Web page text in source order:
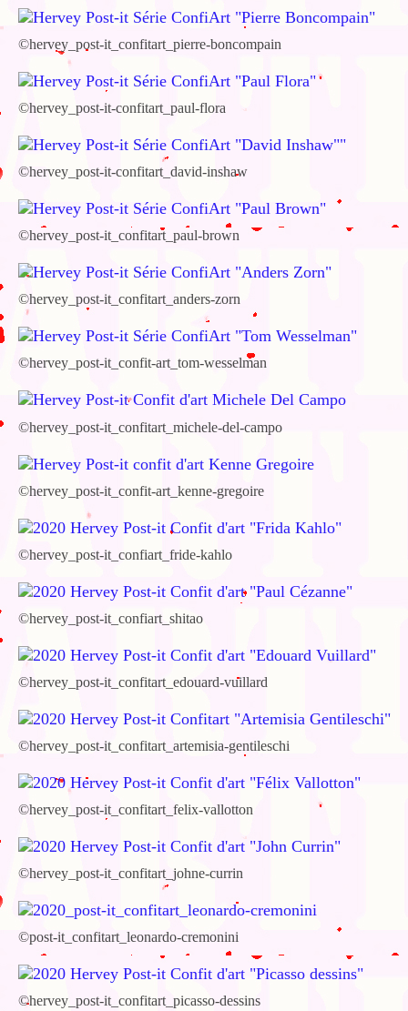
©hervey_post-it_confitart_pierre-boncompain
©hervey_post-it-confitart_paul-flora
©hervey_post-it-confitart_david-inshaw
©hervey_post-it_confitart_paul-brown
©hervey_post-it_confitart_anders-zorn
©hervey_post-it_confit-art_tom-wesselman
©hervey_post-it_confitart_michele-del-campo
©hervey_post-it_confit-art_kenne-gregoire
©hervey_post-it_confiart_fride-kahlo
©hervey_post-it_confiart_shitao
©hervey_post-it_confitart_edouard-vuillard
©hervey_post-it_confitart_artemisia-gentileschi
©hervey_post-it_confitart_felix-vallotton
©hervey_post-it_confitart_johne-currin
©post-it_confitart_leonardo-cremonini
©hervey_post-it_confitart_picasso-dessins